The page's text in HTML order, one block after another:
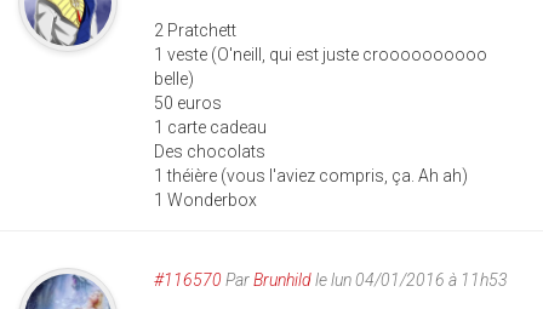
2 Pratchett
1 veste (O'neill, qui est juste croooooooooo
belle)
50 euros
1 carte cadeau
Des chocolats
1 théière (vous l'aviez compris, ça. Ah ah)
1 Wonderbox
#116570 ParBrunhildle lun 04/01/2016 à 11h53